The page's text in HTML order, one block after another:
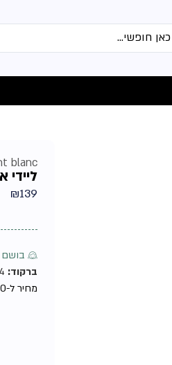
blanc
ליידי אמבלם 75מל אדפ
₪139
♀ בושם
ברקוד:
מחיר ל-100 מ"ל: